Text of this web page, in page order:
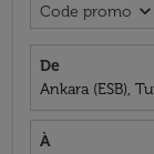
Code promo expand_more
De
Ankara (ESB),
À